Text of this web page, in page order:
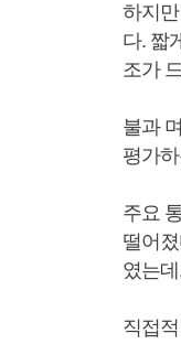
하지
다. 짧
조가
불과
평가
주요
떨어
였는
직접